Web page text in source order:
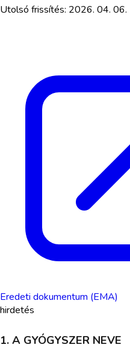
Utolsó frissítés: 2026. 04. 06.
Eredeti dokumentum (EMA)
hirdetés
1. A GYÓGYSZER NEVE